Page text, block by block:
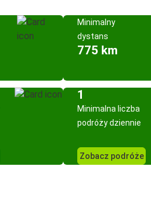
Minimalny
dystans
775 km
1
Minimalna liczba
podróży dziennie
Zobacz podróże